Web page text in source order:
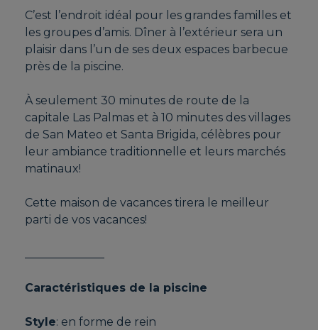
C’est l’endroit idéal pour les grandes familles et
les groupes d’amis. Dîner à l’extérieur sera un
plaisir dans l’un de ses deux espaces barbecue
près de la piscine.
À seulement 30 minutes de route de la
capitale Las Palmas et à 10 minutes des villages
de San Mateo et Santa Brigida, célèbres pour
leur ambiance traditionnelle et leurs marchés
matinaux!
Cette maison de vacances tirera le meilleur
parti de vos vacances!
Caractéristiques de la piscine
Style: en forme de rein